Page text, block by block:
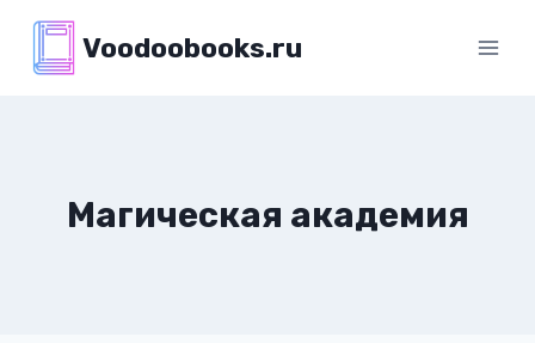
содержимому
Voodoobooks.ru
Магическая академия